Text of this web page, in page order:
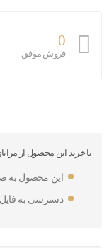
0
فروش موفق
با خرید این محصول از
این محصول به
دسترسی به